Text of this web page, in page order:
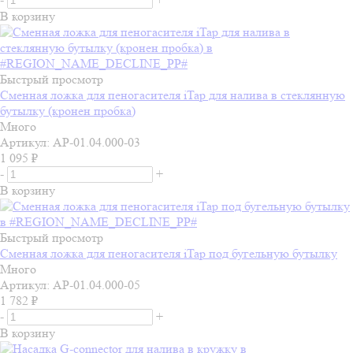
В корзину
Быстрый просмотр
Сменная ложка для пеногасителя iTap для налива в стеклянную
бутылку (кронен пробка)
Много
Артикул: АР-01.04.000-03
1 095 ₽
-
+
В корзину
Быстрый просмотр
Сменная ложка для пеногасителя iTap под бугельную бутылку
Много
Артикул: АР-01.04.000-05
1 782 ₽
-
+
В корзину